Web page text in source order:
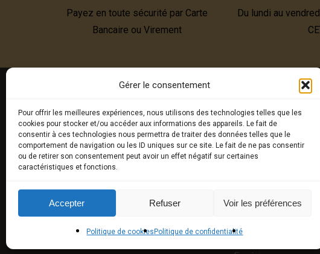
Gérer le consentement
Pour offrir les meilleures expériences, nous utilisons des technologies telles que les
cookies pour stocker et/ou accéder aux informations des appareils. Le fait de
consentir à ces technologies nous permettra de traiter des données telles que le
comportement de navigation ou les ID uniques sur ce site. Le fait de ne pas consentir
ou de retirer son consentement peut avoir un effet négatif sur certaines
caractéristiques et fonctions.
Accepter Refuser Voir les préférences
Politique de cookies Politique de confidentialité
Payez en toute sécurité par Carte
Bancaire ou Virement
Du lundi au
E-BOUTIQUE
Truffes fraîches au
Produits truffés
Université de la